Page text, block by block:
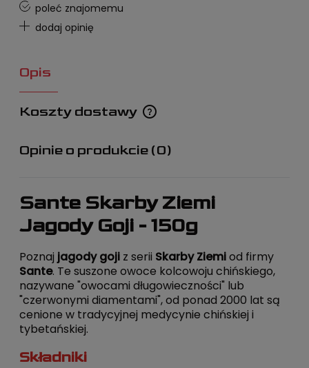
poleć znajomemu
dodaj opinię
Opis
Koszty dostawy
Cena nie zawiera ewentualnych kosztów płatności
Opinie o produkcie (0)
Sante Skarby Ziemi
Jagody Goji - 150g
Poznaj jagody goji z serii Skarby Ziemiod firmy
Sante. Te suszone owoce kolcowoju chińskiego,
nazywane "owocami długowieczności" lub
"czerwonymi diamentami", od ponad 2000 lat są
cenione w tradycyjnej medycynie chińskiej i
tybetańskiej.
Składniki